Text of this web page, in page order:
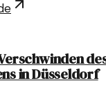
in Düsseldorf